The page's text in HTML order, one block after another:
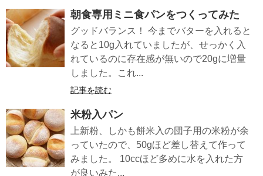
朝食専用ミニ食パンをつくってみた
グッドバランス！ 今までバターを入れると
なると10g入れていましたが、せっかく入
れているのに存在感が無いので20gに増量
しました。これ...
記事を読む
米粉入パン
上新粉、しかも餅米入の団子用の米粉が余
っていたので、50gほど差し替えて作って
みました。 10ccほど多めに水を入れた方
が良いみた...